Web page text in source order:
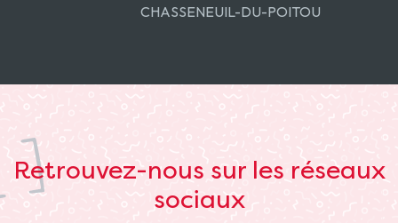
CHASSENEUIL-DU-POITOU
Retrouvez-nous sur les réseaux
sociaux